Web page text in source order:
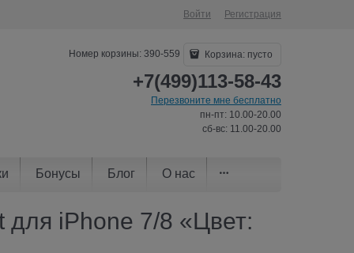
Войти Регистрация
Номер корзины: 390-559 Корзина: пусто
+7(499)113-58-43
Перезвоните мне бесплатно
пн-пт: 10.00-20.00
сб-вс: 11.00-20.00
Бонусы Блог О нас
для iPhone 7/8 «Цвет: